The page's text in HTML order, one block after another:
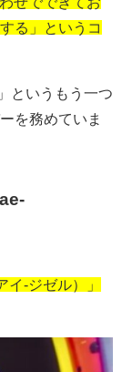
る」というコ
というもう一つ
を務めていま
イ-ジゼル）」